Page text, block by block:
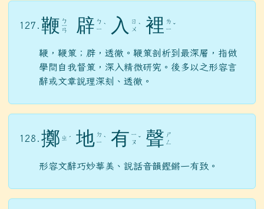
127. 鞭 ㄅ
ㄧ
ㄢ 辟 ㄅ
ㄧ ˋ 入
ㄖ
ㄨ ˋ 裡 ㄌ
ㄧ ˇ
鞭，鞭策；辟，透徹。鞭策剖析到最深層，指做
學問自我督策，深入精微研究。後多以之形容言
辭或文章說理深刻、透徹。
128. 擲 ㄓ ˊ 地 ㄉ
ㄧ ˋ 有 ㄧ
ㄡ ˇ 聲 ㄕ
ㄥ
形容文辭巧妙華美、說話音韻鏗鏘一有致。